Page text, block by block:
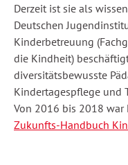
Derzeit ist sie als
Deutschen
Kinderbetreuung
die Kindheit)
diversitätsbewusste
Kindertagespflege und
Von 2016 bis 2018 war
Zukunfts-Handbuch